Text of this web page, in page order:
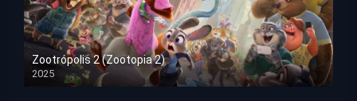
Zootrópolis 2 (Zootopia 2)
2025
HD 1080p